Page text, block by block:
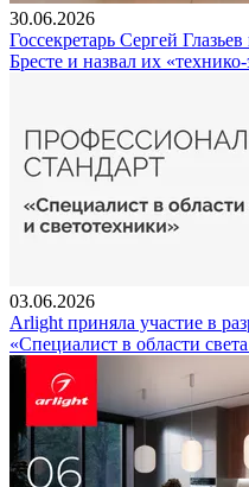
30.06.2026
Госсекретарь Сергей
Бресте и назвал их
03.06.2026
Arlight приняла участие в
«Специалист в области